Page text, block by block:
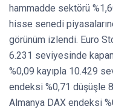
hammadde sektörü
hisse senedi
görünüm izlendi. Euro
6.231 seviyesinde
%0,09 kayıpla 10.429
endeksi %0,71 düşüşle
Almanya DAX endeksi